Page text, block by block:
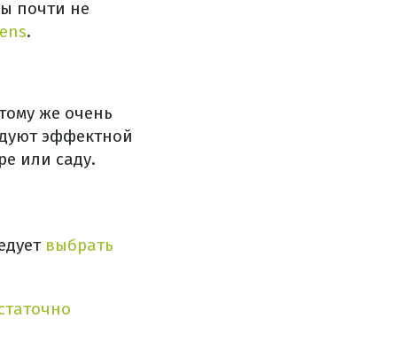
почти не
.
же очень
эффектной
или саду.
выбрать